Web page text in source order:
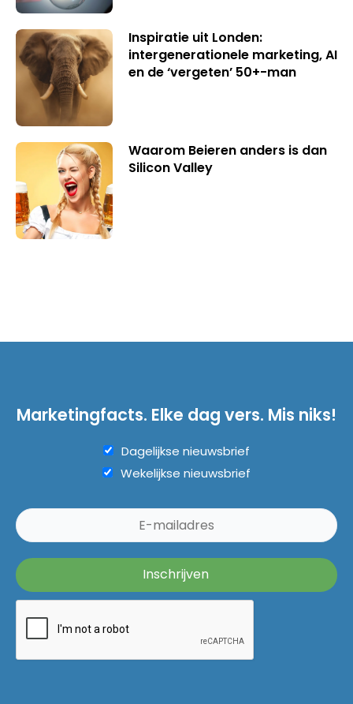
Inspiratie uit Londen:
intergenerationele marketing, AI
en de ‘vergeten’ 50+-man
Waarom Beieren anders is dan
Silicon Valley
Marketingfacts. Elke dag vers. Mis niks!
Dagelijkse nieuwsbrief
Wekelijkse nieuwsbrief